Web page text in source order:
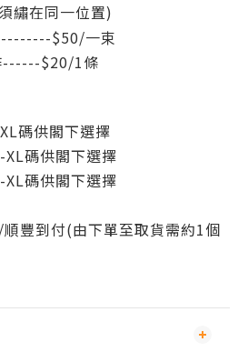
繡在同一位置)
$50/一束
------$20/1條
碼供閣下選擇
XL碼供閣下選擇
XL碼供閣下選擇
順豐到付(由下單至取貨需約1個